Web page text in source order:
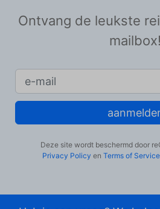
Ontvang de leukste
mailbox!
Deze site wordt beschermd door
Privacy Policy en Terms of Service